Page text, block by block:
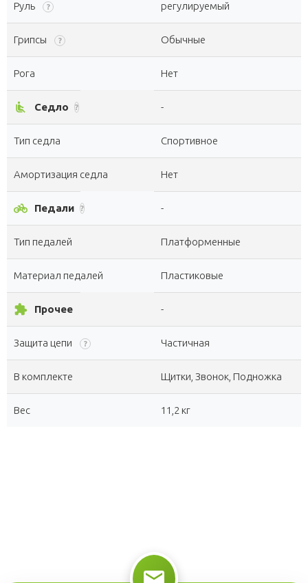
Руль ? регулируемый
Грипсы ? Обычные
Рога Нет
airline_seat_recline_normal Седло ? -
Тип седла Спортивное
Амортизация седла Нет
pedal_bike Педали ? -
Тип педалей Платформенные
Материал педалей Пластиковые
extension Прочее -
Защита цепи ? Частичная
В комплекте Щитки, Звонок, Подножка
Вес 11,2 кг